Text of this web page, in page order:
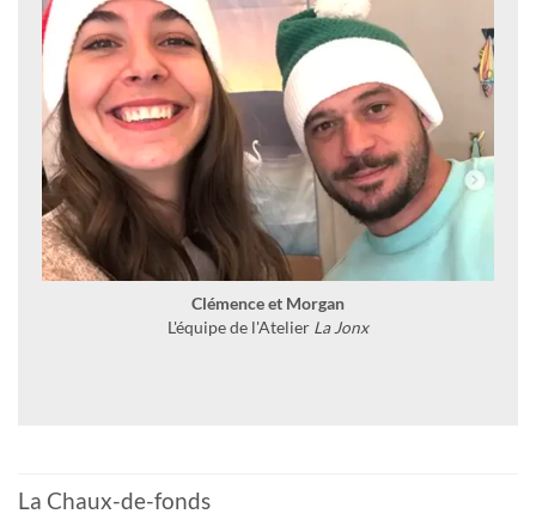
Clémence et Morgan
L'équipe de l'Atelier La Jonx
La Chaux-de-fonds